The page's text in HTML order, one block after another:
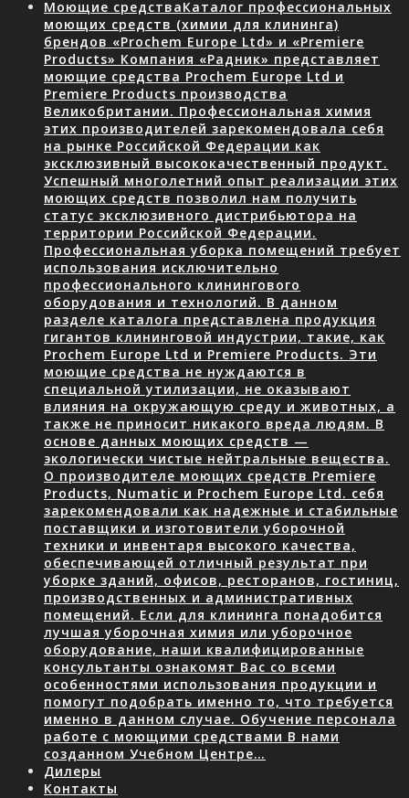
Моющие средстваКаталог профессиональных
моющих средств (химии для клининга)
брендов «Prochem Europe Ltd» и «Premiere
Products» Компания «Радник» представляет
моющие средства Prochem Europe Ltd и
Premiere Products производства
Великобритании. Профессиональная химия
этих производителей зарекомендовала себя
на рынке Российской Федерации как
эксклюзивный высококачественный продукт.
Успешный многолетний опыт реализации этих
моющих средств позволил нам получить
статус эксклюзивного дистрибьютора на
территории Российской Федерации.
Профессиональная уборка помещений требует
использования исключительно
профессионального клинингового
оборудования и технологий. В данном
разделе каталога представлена продукция
гигантов клининговой индустрии, такие, как
Prochem Europe Ltd и Premiere Products. Эти
моющие средства не нуждаются в
специальной утилизации, не оказывают
влияния на окружающую среду и животных, а
также не приносит никакого вреда людям. В
основе данных моющих средств —
экологически чистые нейтральные вещества.
О производителе моющих средств Premiere
Products, Numatic и Prochem Europe Ltd. себя
зарекомендовали как надежные и стабильные
поставщики и изготовители уборочной
техники и инвентаря высокого качества,
обеспечивающей отличный результат при
уборке зданий, офисов, ресторанов, гостиниц,
производственных и административных
помещений. Если для клининга понадобится
лучшая уборочная химия или уборочное
оборудование, наши квалифицированные
консультанты ознакомят Вас со всеми
особенностями использования продукции и
помогут подобрать именно то, что требуется
именно в данном случае. Обучение персонала
работе с моющими средствами В нами
созданном Учебном Центре…
Дилеры
Контакты